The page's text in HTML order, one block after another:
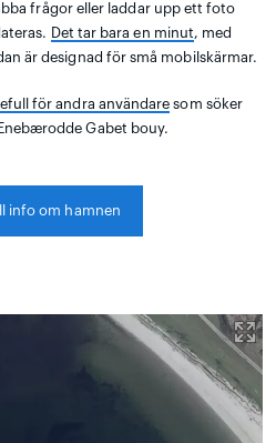
frågor eller laddar upp ett foto
Det tar bara en minut, med
är designad för små mobilskärmar.
för andra användare som söker
Gabet bouy.
info om hamnen